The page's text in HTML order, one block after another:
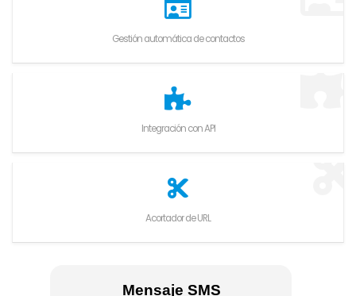
Gestión automática de contactos
Integración con API
Acortador de URL